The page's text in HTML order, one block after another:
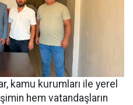
kamu kurumları ile yerel
hem vatandaşların